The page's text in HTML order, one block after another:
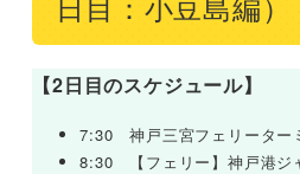
日目：小豆島編）
【2日目のスケジュール】
7:30 神戸三宮フェリーター
8:30 【フェリー】神戸港ジ